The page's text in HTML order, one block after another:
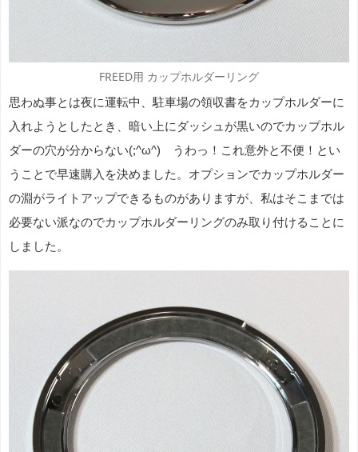
FREED用 カップホルダーリング
思わぬ事とは夜に運転中、駐車場の領収書をカップホルダーに
入れようとしたとき、暗い上にダッシュが黒いのでカップホル
ダーの穴が分からない(;^ω^) うわっ！これ意外と不便！とい
うことで早速購入を決めました。オプションでカップホルダー
の淵がライトアップできるものがありますが、私はそこまでは
必要ない派なのでカップホルダーリングのみ取り付けることに
しました。